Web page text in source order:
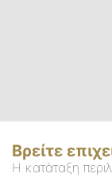
Βρείτε
Η κατάταξη